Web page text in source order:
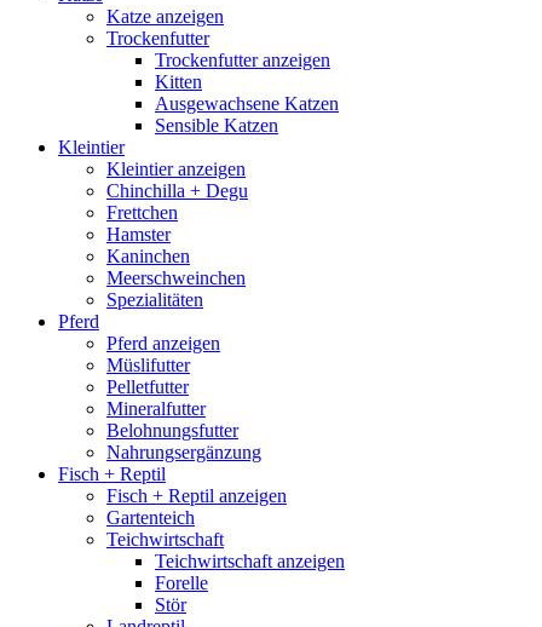
Katze anzeigen
Trockenfutter
Trockenfutter anzeigen
Kitten
Ausgewachsene Katzen
Sensible Katzen
Kleintier
Kleintier anzeigen
Chinchilla + Degu
Frettchen
Hamster
Kaninchen
Meerschweinchen
Spezialitäten
Pferd
Pferd anzeigen
Müslifutter
Pelletfutter
Mineralfutter
Belohnungsfutter
Nahrungsergänzung
Fisch + Reptil
Fisch + Reptil anzeigen
Gartenteich
Teichwirtschaft
Teichwirtschaft anzeigen
Forelle
Stör